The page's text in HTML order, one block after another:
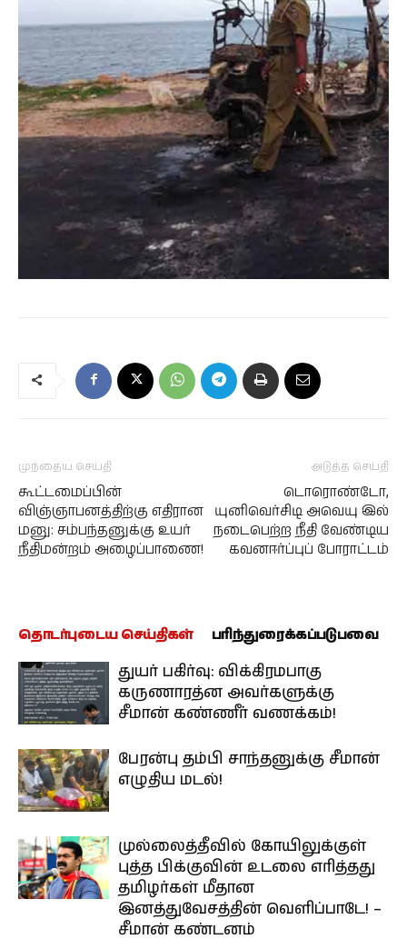
முந்தைய செய்தி
கூட்டமைப்பின்
விஞ்ஞாபனத்திற்கு எதிரான
மனு: சம்பந்தனுக்கு உயர்
நீதிமன்றம் அழைப்பாணை!
அடுத்த செய்தி
டொரொண்டோ,
யுனிவெர்சிடி அவெயு இல்
நடைபெற்ற நீதி வேண்டிய
கவனஈர்ப்புப் போராட்டம்
தொடர்புடைய செய்திகள் பரிந்துரைக்கப்படுபவை
துயர் பகிர்வு: விக்கிரமபாகு
கருணாரத்ன அவர்களுக்கு
சீமான் கண்ணீர் வணக்கம்!
பேரன்பு தம்பி சாந்தனுக்கு சீமான்
எழுதிய மடல்!
முல்லைத்தீவில் கோயிலுக்குள்
புத்த பிக்குவின் உடலை எரித்தது
தமிழர்கள் மீதான
இனத்துவேசத்தின் வெளிப்பாடே! –
சீமான் கண்டனம்